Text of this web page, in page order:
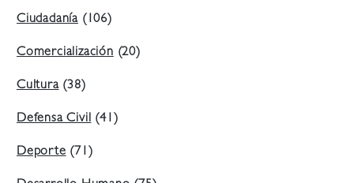
Ciudadanía (106)
Comercialización(20)
Cultura(38)
Defensa Civil(41)
Deporte(71)